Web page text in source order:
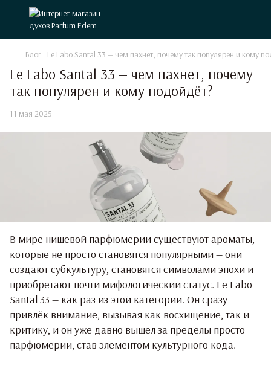
Блог Le Labo Santal 33 — чем пахнет, почему так популярен и кому
Le Labo Santal 33 — чем пахнет, почему
так популярен и кому подойдёт?
11 мая 2025
В мире нишевой парфюмерии существуют ароматы,
которые не просто становятся популярными — они
создают субкультуру, становятся символами эпохи и
приобретают почти мифологический статус. Le Labo
Santal 33 — как раз из этой категории. Он сразу
привлёк внимание, вызывая как восхищение, так и
критику, и он уже давно вышел за пределы просто
парфюмерии, став элементом культурного кода.